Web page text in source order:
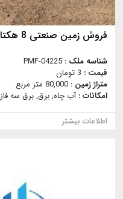
فروش زمین صنعتی 8 هکتاردراستان فارس
شناسه ملک : PMF-04225
قیمت : 3 تومان
متراژ زمین : 80,000 متر مربع
امکانات :آب چاه, برق, برق سه فاز
اطلاعات بیشتر